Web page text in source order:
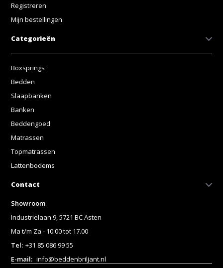
Registreren
Mijn bestellingen
Categorieën
Boxsprings
Bedden
Slaapbanken
Banken
Beddengoed
Matrassen
Topmatrassen
Lattenbodems
Contact
Showroom
Industrielaan 9, 5721 BC Asten
Ma t/m Za - 10.00 tot 17.00
Tel: +31 85 086 99 55
E-mail: info@beddenbriljant.nl